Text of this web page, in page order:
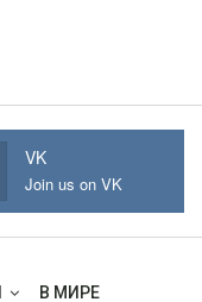
VK
Join us on VK
В МИРЕ